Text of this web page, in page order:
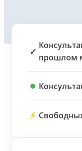
✓ прошлом
⚡